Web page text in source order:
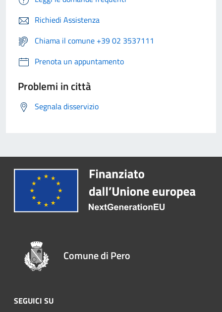
Richiedi Assistenza
Chiama il comune +39 02 3537111
Prenota un appuntamento
Problemi in città
Segnala disservizio
Comune di Pero
SEGUICI SU